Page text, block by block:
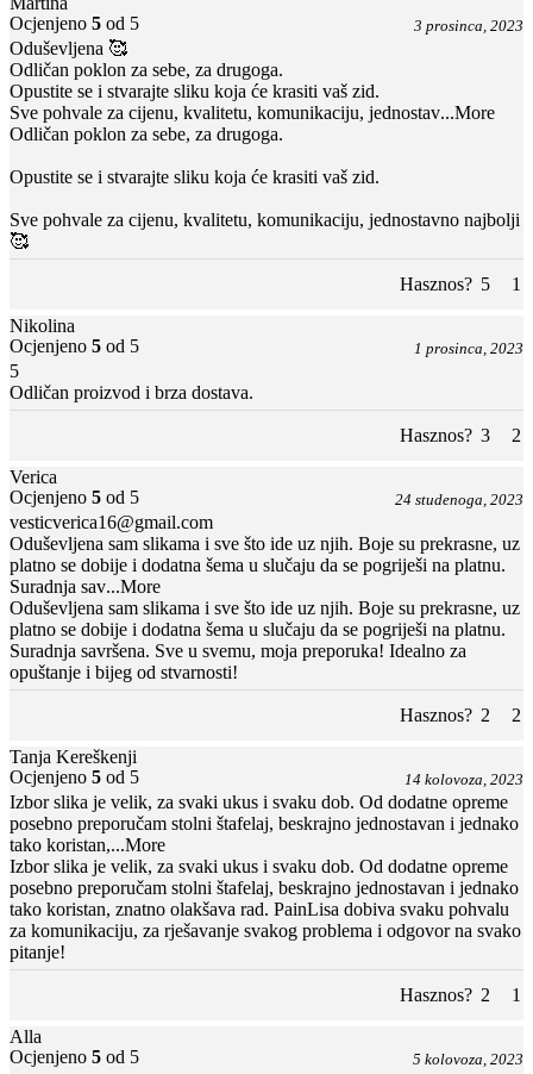
Ocjenjeno 5 od 5 3 prosinca, 2023
Oduševljena 🥰
Odličan poklon za sebe, za drugoga.
Opustite se i stvarajte sliku koja će krasiti vaš zid.
Sve pohvale za cijenu, kvalitetu, komunikaciju, jednostav...More
Odličan poklon za sebe, za drugoga.
Opustite se i stvarajte sliku koja će krasiti vaš zid.
Sve pohvale za cijenu, kvalitetu, komunikaciju, jednostavno najbolji
🥰
Hasznos? 5 1
Nikolina
Ocjenjeno 5 od 5 1 prosinca, 2023
5
Odličan proizvod i brza dostava.
Hasznos? 3 2
Verica
Ocjenjeno 5 od 5 24 studenoga, 2023
vesticverica16@gmail.com
Oduševljena sam slikama i sve što ide uz njih. Boje su prekrasne, uz
platno se dobije i dodatna šema u slučaju da se pogriješi na platnu.
Suradnja sav...More
Oduševljena sam slikama i sve što ide uz njih. Boje su prekrasne, uz
platno se dobije i dodatna šema u slučaju da se pogriješi na platnu.
Suradnja savršena. Sve u svemu, moja preporuka! Idealno za
opuštanje i bijeg od stvarnosti!
Hasznos? 2 2
Tanja Kereškenji
Ocjenjeno 5 od 5 14 kolovoza, 2023
Izbor slika je velik, za svaki ukus i svaku dob. Od dodatne opreme
posebno preporučam stolni štafelaj, beskrajno jednostavan i jednako
tako koristan,...More
Izbor slika je velik, za svaki ukus i svaku dob. Od dodatne opreme
posebno preporučam stolni štafelaj, beskrajno jednostavan i jednako
tako koristan, znatno olakšava rad. PainLisa dobiva svaku pohvalu
za komunikaciju, za rješavanje svakog problema i odgovor na svako
pitanje!
Hasznos? 2 1
Alla
Ocjenjeno 5 od 5 5 kolovoza, 2023